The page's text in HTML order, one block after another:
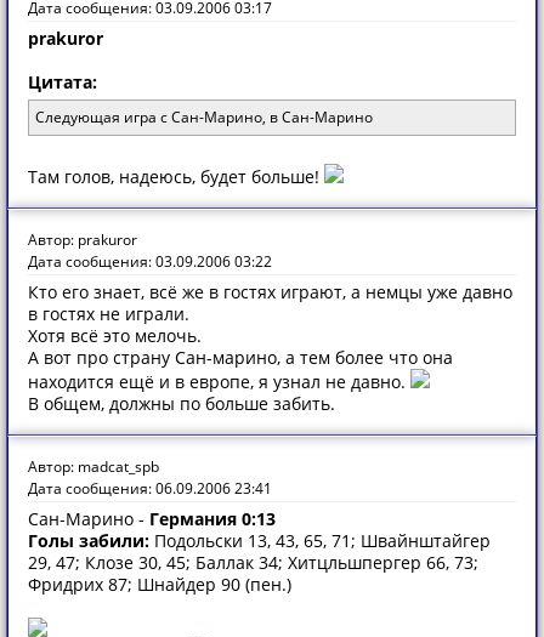
Дата сообщения: 03.09.2006 03:17
prakuror
Цитата:
Следующая игра с Сан-Марино, в Сан-Марино
Там голов, надеюсь, будет больше!
Автор: prakuror
Дата сообщения: 03.09.2006 03:22
Кто его знает, всё же в гостях играют, а немцы уже давно
в гостях не играли.
Хотя всё это мелочь.
А вот про страну Сан-марино, а тем более что она
находится ещё и в европе, я узнал не давно.
В общем, должны по больше забить.
Автор: madcat_spb
Дата сообщения: 06.09.2006 23:41
Сан-Марино - Германия 0:13
Голы забили: Подольски 13, 43, 65, 71; Швайнштайгер
29, 47; Клозе 30, 45; Баллак 34; Хитцльшпергер 66, 73;
Фридрих 87; Шнайдер 90 (пен.)